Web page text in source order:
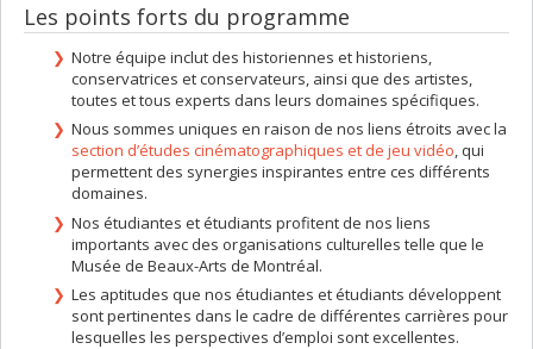
Les points forts du programme
Notre équipe inclut des historiennes et historiens,
conservatrices et conservateurs, ainsi que des artistes,
toutes et tous experts dans leurs domaines spécifiques.
Nous sommes uniques en raison de nos liens étroits avec la
section d’études cinématographiques et de jeu vidéo, qui
permettent des synergies inspirantes entre ces différents
domaines.
Nos étudiantes et étudiants profitent de nos liens
importants avec des organisations culturelles telle que le
Musée de Beaux-Arts de Montréal.
Les aptitudes que nos étudiantes et étudiants développent
sont pertinentes dans le cadre de différentes carrières pour
lesquelles les perspectives d’emploi sont excellentes.